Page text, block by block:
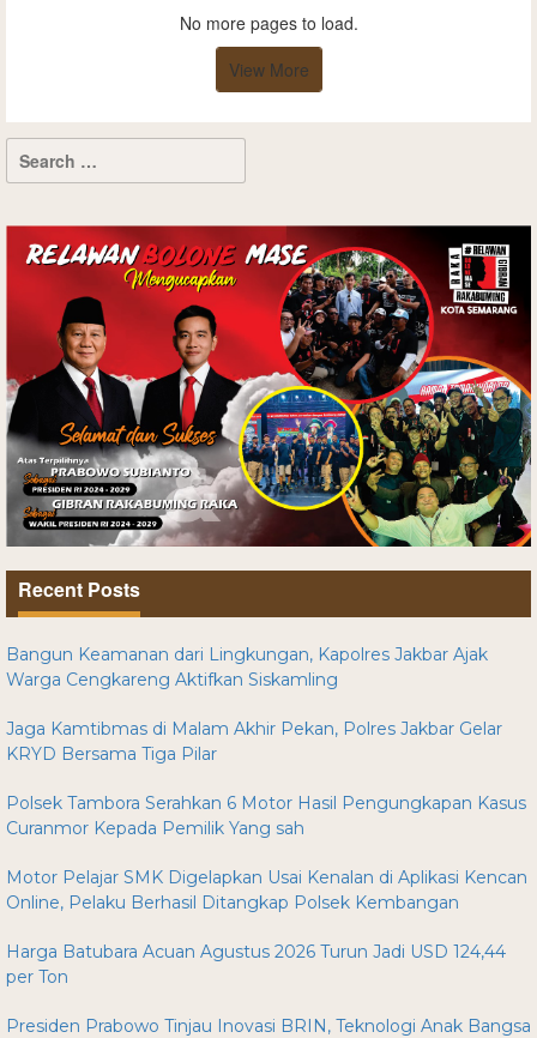
No more pages to load.
View More
Recent Posts
Bangun Keamanan dari Lingkungan, Kapolres Jakbar Ajak
Warga Cengkareng Aktifkan Siskamling
Jaga Kamtibmas di Malam Akhir Pekan, Polres Jakbar Gelar
KRYD Bersama Tiga Pilar
Polsek Tambora Serahkan 6 Motor Hasil Pengungkapan Kasus
Curanmor Kepada Pemilik Yang sah
Motor Pelajar SMK Digelapkan Usai Kenalan di Aplikasi Kencan
Online, Pelaku Berhasil Ditangkap Polsek Kembangan
Harga Batubara Acuan Agustus 2026 Turun Jadi USD 124,44
per Ton
Presiden Prabowo Tinjau Inovasi BRIN, Teknologi Anak Bangsa